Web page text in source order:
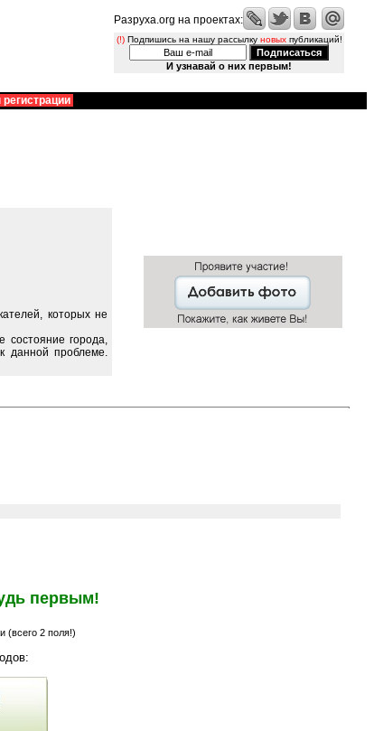
Разруха.org на проектах:
(!)Подпишись на нашу рассылку новыхпубликаций!
И узнавай о них первым!
которых не
города,
данной проблеме.
первым!
(всего 2 поля!)